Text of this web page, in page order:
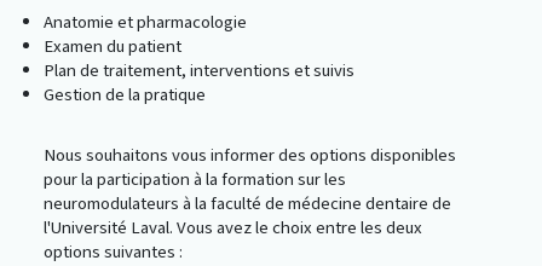
Anatomie et pharmacologie
Examen du patient
Plan de traitement, interventions et suivis
Gestion de la pratique
Nous souhaitons vous informer des options disponibles
pour la participation à la formation sur les
neuromodulateurs à la faculté de médecine dentaire de
l'Université Laval. Vous avez le choix entre les deux
options suivantes :